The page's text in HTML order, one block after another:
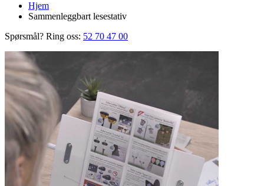
Hjem
Sammenleggbart lesestativ
Spørsmål? Ring oss: 52 70 47 00